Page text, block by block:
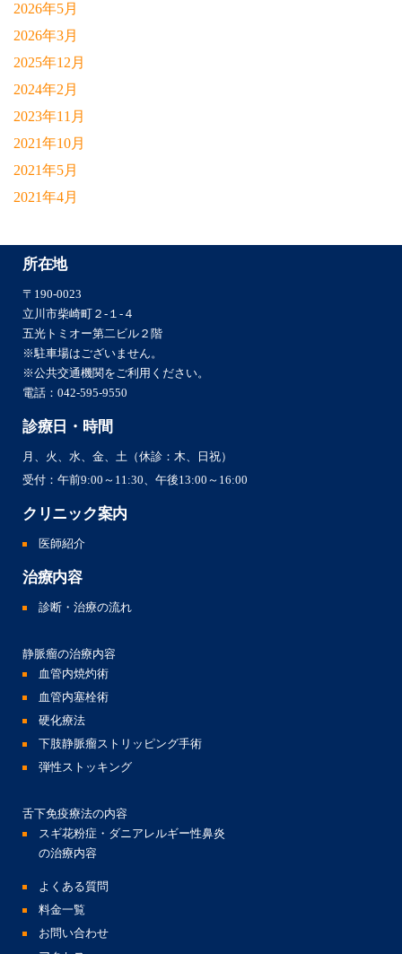
2026年5月
2026年3月
2025年12月
2024年2月
2023年11月
2021年10月
2021年5月
2021年4月
所在地
〒190-0023
立川市柴崎町２-１-４
五光トミオー第二ビル２階
※駐車場はございません。
※公共交通機関をご利用ください。
電話： 042-595-9550
診療日・時間
月、火、水、金、土（休診：木、日祝）
受付：午前9:00～11:30、午後13:00～16:00
クリニック案内
医師紹介
治療内容
診断・治療の流れ
静脈瘤の治療内容
血管内焼灼術
血管内塞栓術
硬化療法
下肢静脈瘤ストリッピング手術
弾性ストッキング
舌下免疫療法の内容
スギ花粉症・ダニアレルギー性鼻炎
の治療内容
よくある質問
料金一覧
お問い合わせ